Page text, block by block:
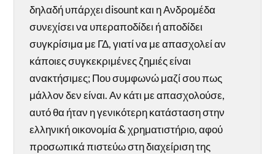
δηλαδή υπάρχει disount και η Ανδρομέδα
συνεχίσει να υπεραποδίδει ή αποδίδει
συγκρίσιμα με ΓΔ, γιατί να με απασχολεί αν
κάποιες συγκεκριμένες ζημιές είναι
ανακτήσιμες; Που συμφωνώ μαζί σου πως
μάλλον δεν είναι. Αν κάτι με απασχολούσε,
αυτό θα ήταν η γενικότερη κατάσταση στην
ελληνική οικονομία & χρηματιστήριο, αφού
προσωπικά πιστεύω στη διαχείριση της